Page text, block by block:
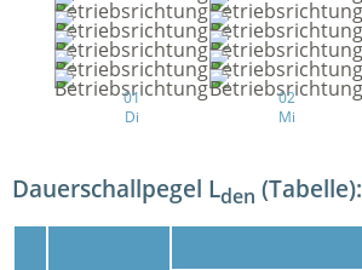
01
Di
02
Mi
Dauerschallpegel Lden (Tabelle):